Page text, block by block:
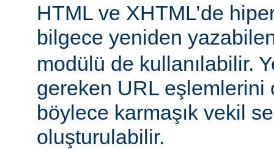
HTML ve XHTML’de
bilgece yeniden
modülü de kullanılabilir.
gereken URL eşlemlerini
böylece karmaşık vekil
oluşturulabilir.